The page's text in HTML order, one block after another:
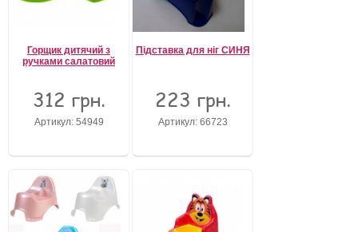
Горщик дитячий з
ручками салатовий
312 грн.
Артикул: 54949
Підставка для ніг СИНЯ
223 грн.
Артикул: 66723